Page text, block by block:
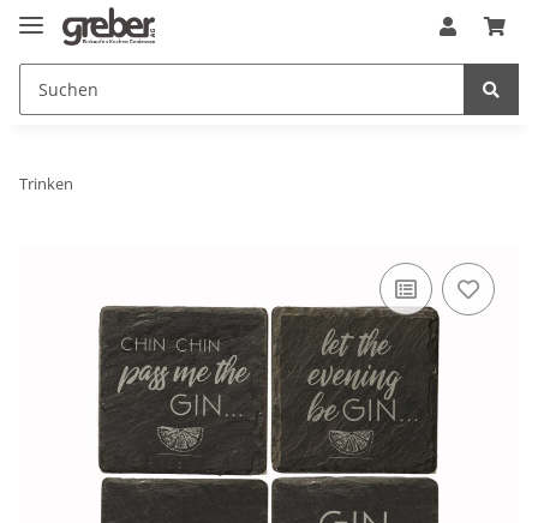
Trinken